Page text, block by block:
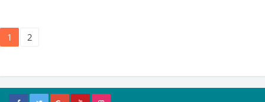
1 2